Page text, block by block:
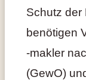
Schutz der
benötigen
-makler
(GewO)